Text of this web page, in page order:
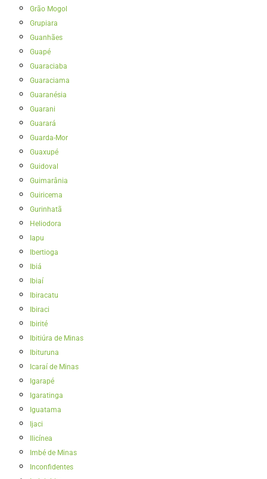
Grão Mogol
Grupiara
Guanhães
Guapé
Guaraciaba
Guaraciama
Guaranésia
Guarani
Guarará
Guarda-Mor
Guaxupé
Guidoval
Guimarânia
Guiricema
Gurinhatã
Heliodora
Iapu
Ibertioga
Ibiá
Ibiaí
Ibiracatu
Ibiraci
Ibirité
Ibitiúra de Minas
Ibituruna
Icaraí de Minas
Igarapé
Igaratinga
Iguatama
Ijaci
Ilicínea
Imbé de Minas
Inconfidentes